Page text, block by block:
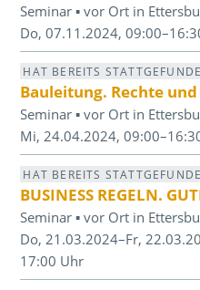
Seminar ▪ vor Ort in
Do, 07.11.2024,
HAT BEREITS
Bauleitung. Rechte
Seminar ▪ vor Ort in
Mi, 24.04.2024,
HAT BEREITS
BUSINESS REGELN.
Seminar ▪ vor Ort in
Do, 21.03.2024–Fr,
17:00 Uhr